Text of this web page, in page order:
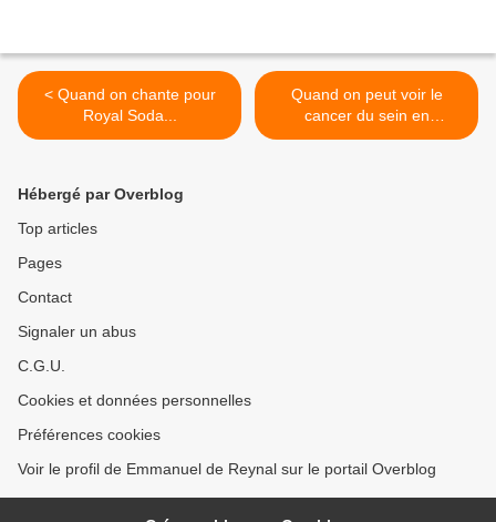
< Quand on chante pour
Royal Soda...
Quand on peut voir le
cancer du sein en
peinture... >
Hébergé par Overblog
Top articles
Pages
Contact
Signaler un abus
C.G.U.
Cookies et données personnelles
Préférences cookies
Voir le profil de Emmanuel de Reynal sur le portail Overblog